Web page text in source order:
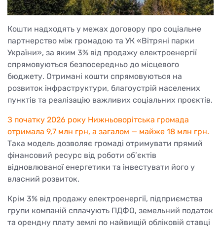
Кошти надходять у межах договору про соціальне
партнерство між громадою та УК «Вітряні парки
України», за яким 3% від продажу електроенергії
спрямовуються безпосередньо до місцевого
бюджету. Отримані кошти спрямовуються на
розвиток інфраструктури, благоустрій населених
пунктів та реалізацію важливих соціальних проєктів.
З початку 2026 року Нижньоворітська громада
отримала 9,7 млн грн, а загалом — майже 18 млн грн.
Така модель дозволяє громаді отримувати прямий
фінансовий ресурс від роботи об’єктів
відновлюваної енергетики та інвестувати його у
власний розвиток.
Крім 3% від продажу електроенергії, підприємства
групи компаній сплачують ПДФО, земельний податок
та орендну плату землі по найвищій обліковій ставці